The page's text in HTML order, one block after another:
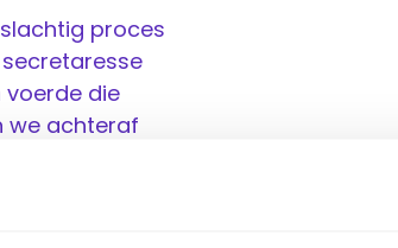
proces
voerde die
we achteraf
en